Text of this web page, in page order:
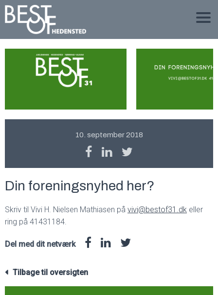
10. september 2018
Din foreningsnyhed her?
Skriv til Vivi H. Nielsen Mathiasen på vivi@bestof31.dk eller
ring på 41431184.
Del med dit netværk
Tilbage til oversigten